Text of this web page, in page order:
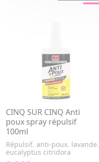
CINQ SUR CINQ Anti
poux spray répulsif
100ml
Répulsif. anti-poux. lavande.
eucalyptus citridora